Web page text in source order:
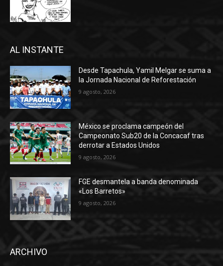
AL INSTANTE
Desde Tapachula, Yamil Melgar se suma a
la Jornada Nacional de Reforestación
9 agosto, 2026
México se proclama campeón del
Campeonato Sub20 de la Concacaf tras
derrotar a Estados Unidos
9 agosto, 2026
FGE desmantela a banda denominada
«Los Barretos»
9 agosto, 2026
ARCHIVO